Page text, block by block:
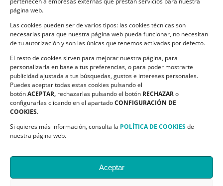
página web.
Las cookies pueden ser de varios tipos: las cookies técnicas son
necesarias para que nuestra página web pueda funcionar, no necesitan
de tu autorización y son las únicas que tenemos activadas por defecto.
El resto de cookies sirven para mejorar nuestra página, para
personalizarla en base a tus preferencias, o para poder mostrarte
publicidad ajustada a tus búsquedas, gustos e intereses personales.
Puedes aceptar todas estas cookies pulsando el
botónACEPTAR, rechazarlas pulsando el botón RECHAZARo
configurarlas clicando en el apartadoCONFIGURACIÓN DE
COOKIES.
Si quieres más información, consulta la POLÍTICA DE COOKIESde
nuestra página web.
Aceptar
CONTACTO
C/ Ciudadela s/n. Parque Delicias.
50017 Zaragoza
Teléfono:976 532 499
Email:asapme@asapme.org